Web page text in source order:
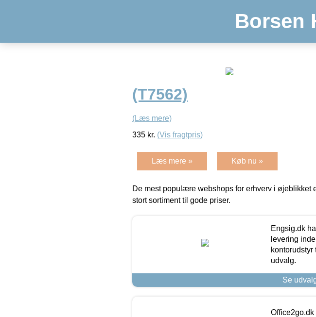
Borsen
(T7562)
(Læs mere)
335 kr. (Vis fragtpris)
Læs mere » Køb nu »
De mest populære webshops for erhverv i øjeblikket
stort sortiment til gode priser.
Engsig.dk
levering
kontorudstyr
udvalg.
Se
Office2go.dk